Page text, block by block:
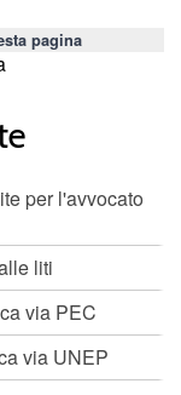
pagina
per l'avvocato
liti
via PEC
via UNEP